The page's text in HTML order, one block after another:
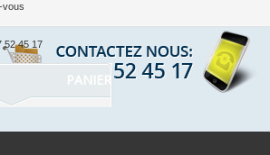
vous
52 45 17
PANIER